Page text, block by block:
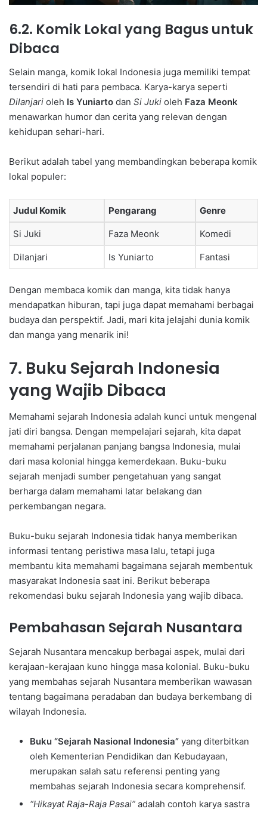
6.2. Komik Lokal yang Bagus untuk
Dibaca
Selain manga, komik lokal Indonesia juga memiliki tempat
tersendiri di hati para pembaca. Karya-karya seperti
Dilanjari oleh Is Yuniarto dan Si Juki oleh Faza Meonk
menawarkan humor dan cerita yang relevan dengan
kehidupan sehari-hari.
Berikut adalah tabel yang membandingkan beberapa komik
lokal populer:
Judul Komik Pengarang Genre
Si Juki Faza Meonk Komedi
Dilanjari Is Yuniarto Fantasi
Dengan membaca komik dan manga, kita tidak hanya
mendapatkan hiburan, tapi juga dapat memahami berbagai
budaya dan perspektif. Jadi, mari kita jelajahi dunia komik
dan manga yang menarik ini!
7. Buku Sejarah Indonesia
yang Wajib Dibaca
Memahami sejarah Indonesia adalah kunci untuk mengenal
jati diri bangsa. Dengan mempelajari sejarah, kita dapat
memahami perjalanan panjang bangsa Indonesia, mulai
dari masa kolonial hingga kemerdekaan. Buku-buku
sejarah menjadi sumber pengetahuan yang sangat
berharga dalam memahami latar belakang dan
perkembangan negara.
Buku-buku sejarah Indonesia tidak hanya memberikan
informasi tentang peristiwa masa lalu, tetapi juga
membantu kita memahami bagaimana sejarah membentuk
masyarakat Indonesia saat ini. Berikut beberapa
rekomendasi buku sejarah Indonesia yang wajib dibaca.
Pembahasan Sejarah Nusantara
Sejarah Nusantara mencakup berbagai aspek, mulai dari
kerajaan-kerajaan kuno hingga masa kolonial. Buku-buku
yang membahas sejarah Nusantara memberikan wawasan
tentang bagaimana peradaban dan budaya berkembang di
wilayah Indonesia.
Buku “Sejarah Nasional Indonesia” yang diterbitkan
oleh Kementerian Pendidikan dan Kebudayaan,
merupakan salah satu referensi penting yang
membahas sejarah Indonesia secara komprehensif.
“Hikayat Raja-Raja Pasai” adalah contoh karya sastra